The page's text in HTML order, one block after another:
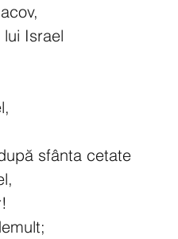
Israel
sfânta cetate